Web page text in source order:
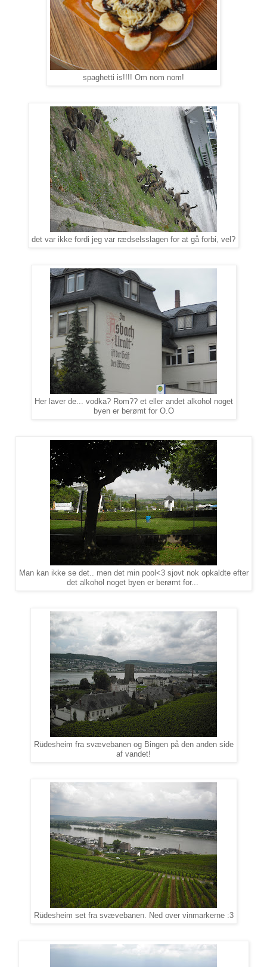
spaghetti is!!!! Om nom nom!
det var ikke fordi jeg var rædselsslagen for at gå forbi, vel?
Her laver de... vodka? Rom?? et eller andet alkohol noget
byen er berømt for O.O
Man kan ikke se det.. men det min pool<3 sjovt nok opkaldte efter
det alkohol noget byen er berømt for...
Rüdesheim fra svævebanen og Bingen på den anden side
af vandet!
Rüdesheim set fra svævebanen. Ned over vinmarkerne :3